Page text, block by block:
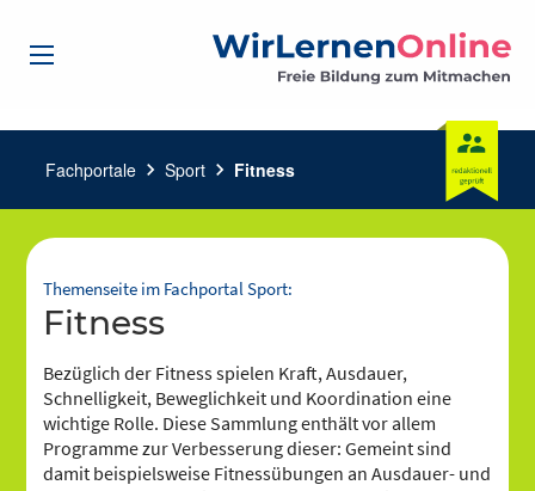
Fachportale chevron_right Sport chevron_right Fitness
Themenseite im Fachportal Sport:
Fitness
Bezüglich der Fitness spielen Kraft, Ausdauer,
Schnelligkeit, Beweglichkeit und Koordination eine
wichtige Rolle. Diese Sammlung enthält vor allem
Programme zur Verbesserung dieser: Gemeint sind
damit beispielsweise Fitnessübungen an Ausdauer- und